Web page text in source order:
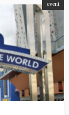
event